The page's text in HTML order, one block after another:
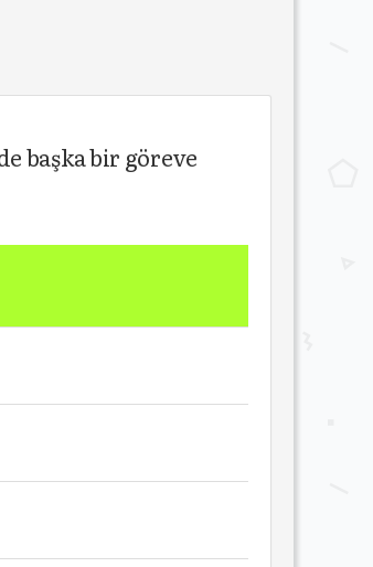
başka bir göreve